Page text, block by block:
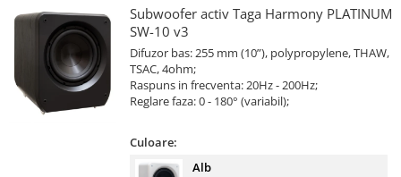
Subwoofer activ Taga Harmony PLATINUM
SW-10 v3
Difuzor bas: 255 mm (10”), polypropylene, THAW,
TSAC, 4ohm;
Raspuns in frecventa: 20Hz - 200Hz;
Reglare faza: 0 - 180° (variabil);
Culoare:
Alb